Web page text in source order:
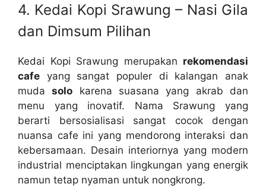
4. Kedai Kopi Srawung – Nasi Gila
dan Dimsum Pilihan
Kedai Kopi Srawung merupakan rekomendasi
cafe yang sangat populer di kalangan anak
mudasolo karena suasana yang akrab dan
menu yang inovatif. Nama Srawung yang
berarti bersosialisasi sangat cocok dengan
nuansa cafe ini yang mendorong interaksi dan
kebersamaan. Desain interiornya yang modern
industrial menciptakan lingkungan yang energik
namun tetap nyaman untuk nongkrong.